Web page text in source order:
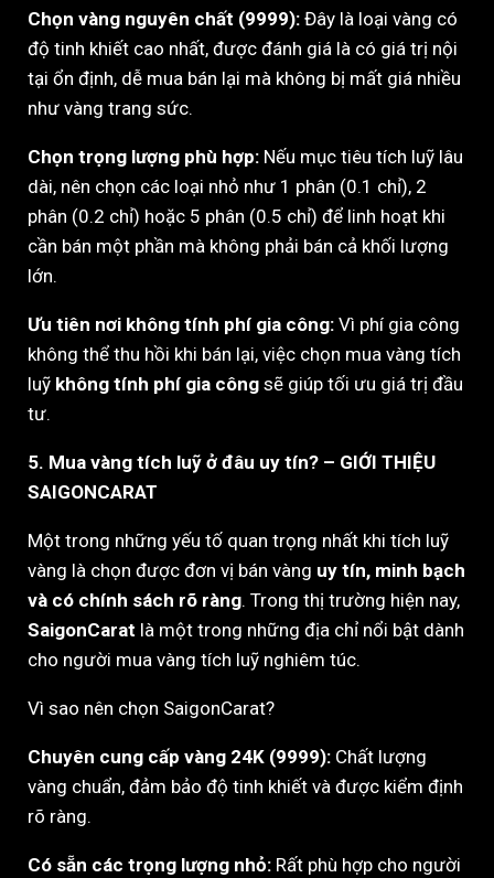
Chọn vàng nguyên chất (9999): Đây là loại vàng có
độ tinh khiết cao nhất, được đánh giá là có giá trị nội
tại ổn định, dễ mua bán lại mà không bị mất giá nhiều
như vàng trang sức.
Chọn trọng lượng phù hợp: Nếu mục tiêu tích luỹ lâu
dài, nên chọn các loại nhỏ như 1 phân (0.1 chỉ), 2
phân (0.2 chỉ) hoặc 5 phân (0.5 chỉ) để linh hoạt khi
cần bán một phần mà không phải bán cả khối lượng
lớn.
Ưu tiên nơi không tính phí gia công: Vì phí gia công
không thể thu hồi khi bán lại, việc chọn mua vàng tích
luỹ không tính phí gia công sẽ giúp tối ưu giá trị đầu
tư.
5. Mua vàng tích luỹ ở đâu uy tín? – GIỚI THIỆU
SAIGONCARAT
Một trong những yếu tố quan trọng nhất khi tích luỹ
vàng là chọn được đơn vị bán vàng uy tín, minh bạch
và có chính sách rõ ràng. Trong thị trường hiện nay,
SaigonCarat là một trong những địa chỉ nổi bật dành
cho người mua vàng tích luỹ nghiêm túc.
Vì sao nên chọn SaigonCarat?
Chuyên cung cấp vàng 24K (9999): Chất lượng
vàng chuẩn, đảm bảo độ tinh khiết và được kiểm định
rõ ràng.
Có sẵn các trọng lượng nhỏ: Rất phù hợp cho người